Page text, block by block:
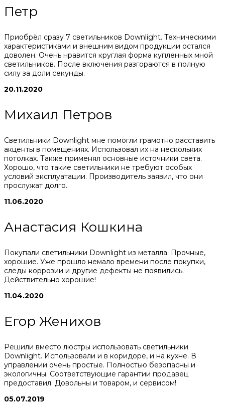
Петр
Приобрёл сразу 7 светильников Downlight. Техническими
характеристиками и внешним видом продукции остался
доволен. Очень нравится круглая форма купленных мной
светильников. После включения разгораются в полную
силу за доли секунды.
20.11.2020
Михаил Петров
Светильники Downlight мне помогли грамотно расставить
акценты в помещениях. Использовал их на нескольких
потолках. Также применял основные источники света.
Хорошо, что такие светильники не требуют особых
условий эксплуатации. Производитель заявил, что они
прослужат долго.
11.06.2020
Анастасия Кошкина
Покупали светильники Downlight из металла. Прочные,
хорошие. Уже прошло немало времени после покупки,
следы коррозии и другие дефекты не появились.
Действительно хорошие!
11.04.2020
Егор Женихов
Решили вместо люстры использовать светильники
Downlight. Использовали и в коридоре, и на кухне. В
управлении очень простые. Полностью безопасны и
экологичны. Соответствующие гарантии продавец
предоставил. Довольны и товаром, и сервисом!
05.07.2019